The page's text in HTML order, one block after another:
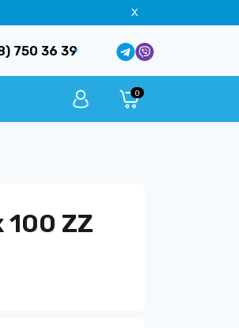
X
750 36 39
0
100 ZZ